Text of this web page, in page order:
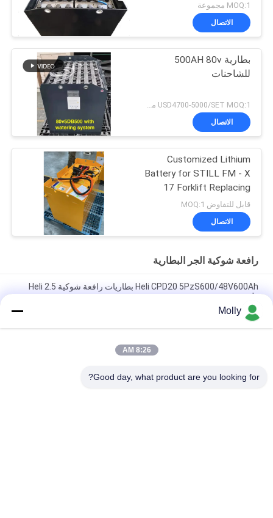
MOQ:1 مجموعة
الاتصال
بطارية 500AH 80v
للشاحنات
USD4700-5000/SET MOQ:1 مجموعة
الاتصال
Customized Lithium
Battery for STILL FM - X
17 Forklift Replacing
48V/775AH Lead - Acid
Battery to 51.2V 690AH
Lithium Battery
قابل للتفاوض MOQ:1
الاتصال
رافعة شوكية الجر البطارية
Heli CPD20 5PzS600/48V600Ah بطاريات رافعة شوكية Heli 2.5
طن
البطارية، بيع بالجملة ل هلي الكهربائية الموازنة المضادة الشاحنة
Molly
8:26 AM
Good day, what product are you looking for?